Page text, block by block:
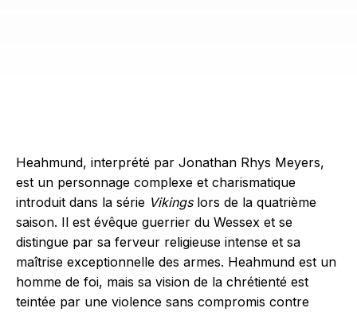
Heahmund, interprété par Jonathan Rhys Meyers,
est un personnage complexe et charismatique
introduit dans la série Vikingslors de la quatrième
saison. Il est évêque guerrier du Wessex et se
distingue par sa ferveur religieuse intense et sa
maîtrise exceptionnelle des armes. Heahmund est un
homme de foi, mais sa vision de la chrétienté est
teintée par une violence sans compromis contre